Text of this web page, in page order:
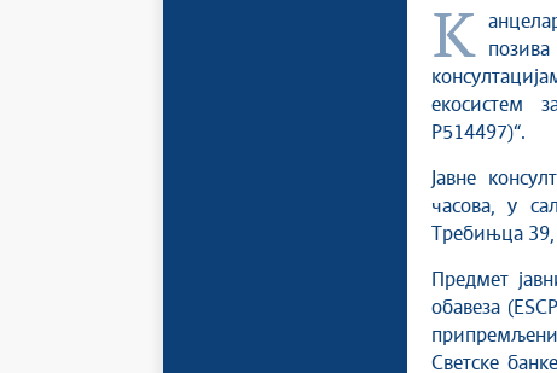
Канцеларија за информационе технологије и електронску управу
екосистем
P514497)“.
Јавне
часова, у
Требињца
Предмет
обавеза
Светске